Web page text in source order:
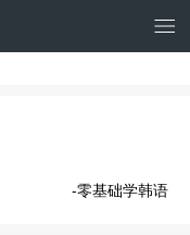
-零基础学韩语